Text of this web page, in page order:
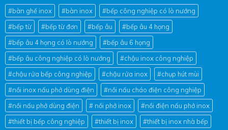
#bàn ghế inox #bàn inox
#bếp công nghiệp có lò nướng
#bếp từ
#bếp từ đơn #bếp âu
#bếp âu 4 họng
#bếp âu 4 họng có lò nướng
#bếp âu 6 họng
#bếp âu công nghiệp có lò nướng
#chậu inox công nghiệp
#chậu rửa bếp công nghiệp
#chậu rửa inox
#chụp hút mùi
#nồi inox nấu phở dùng điện
#nồi nấu cháo điện công nghiệp
#nồi nấu phở dùng điện
# nồi phở inox
#nồi điện nấu phở inox
#thiết bị bếp công nghiệp
#thiết bị inox
#thiết bị inox nhà bếp